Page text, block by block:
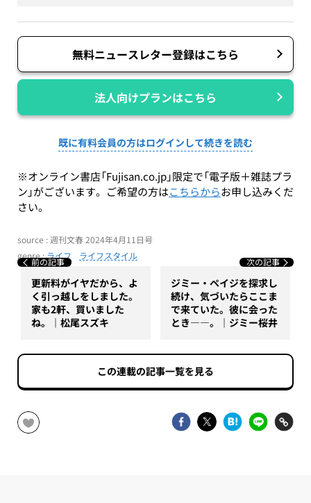
無料ニュースレター登録はこちら
法人向けプランはこちら
既に有料会員の方はログインして続きを読む
※オンライン書店「Fujisan.co.jp」限定で「電子版＋雑誌プラ
ン」がございます。ご希望の方はこちらからお申し込みくだ
さい。
source : 週刊文春 2024年4月11日号
genre :ライフ ライフスタイル
前の記事
更新料がイヤだから、よ
く引っ越しをしました。
家も2軒、買いました
ね。｜松尾スズキ
次の記事
ジミー・ペイジを探求し
続け、気づいたらここま
で来ていた。彼に会った
とき――。｜ジミー桜井
この連載の記事一覧を見る